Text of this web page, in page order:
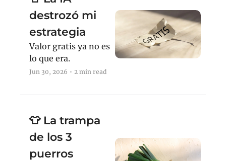
destrozó mi
estrategia
Valor gratis ya no es
lo que era.
Jun 30, 2026 • 2 min read
👕 La trampa
de los 3
puerros